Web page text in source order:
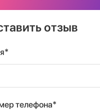
отзыв
телефона*